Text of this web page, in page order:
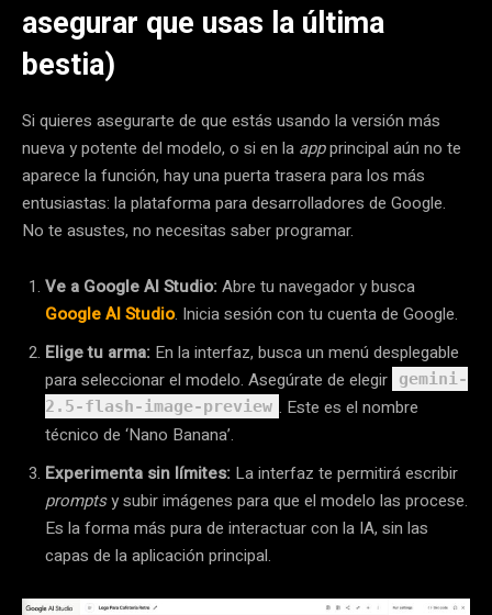
asegurar que usas la última
bestia)
Si quieres asegurarte de que estás usando la versión más
nueva y potente del modelo, o si en la appprincipal aún no te
aparece la función, hay una puerta trasera para los más
entusiastas: la plataforma para desarrolladores de Google.
No te asustes, no necesitas saber programar.
Ve a Google AI Studio:Abre tu navegador y busca
Google AI Studio. Inicia sesión con tu cuenta de Google.
Elige tu arma: En la interfaz, busca un menú desplegable
para seleccionar el modelo. Asegúrate de elegir
gemini-
2.5-flash-image-preview . Este es el nombre
técnico de ‘Nano Banana’.
Experimenta sin límites: La interfaz te permitirá escribir
promptsy subir imágenes para que el modelo las procese.
Es la forma más pura de interactuar con la IA, sin las
capas de la aplicación principal.